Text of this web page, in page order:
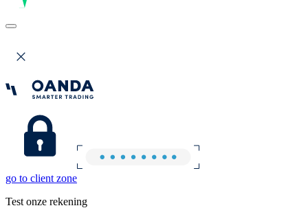
go to client zone
Test onze rekening